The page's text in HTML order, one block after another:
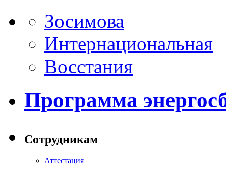
Зосимова
Интернациональная
Восстания
Программа
Сотрудникам
Аттестация